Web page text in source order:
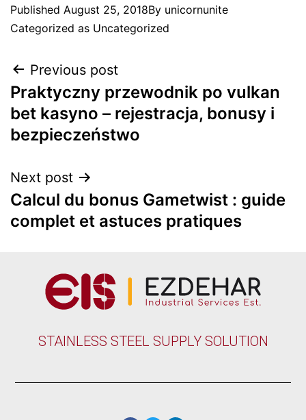
Published August 25, 2018By unicornunite
Categorized as Uncategorized
Previous post
Praktyczny przewodnik po vulkan
bet kasyno – rejestracja, bonusy i
bezpieczeństwo
Next post
Calcul du bonus Gametwist : guide
complet et astuces pratiques
STAINLESS STEEL SUPPLY SOLUTION